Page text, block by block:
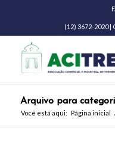
(12) 3672-2020 |
Arquivo para
Você está aqui: Página inicial